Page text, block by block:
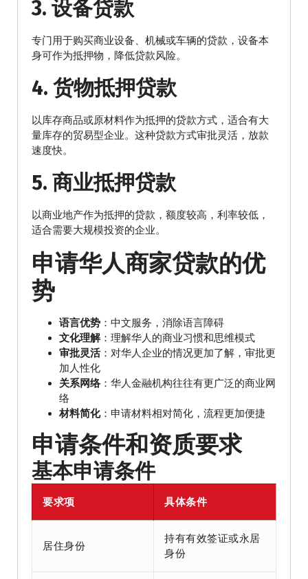
3. 设备贷款
专门用于购买商业设备、机械或车辆的贷款，设备本
身可作为抵押物，降低贷款风险。
4. 货物抵押贷款
以库存商品或原材料作为抵押的贷款方式，适合有大
量库存的贸易型企业。这种贷款方式审批灵活，放款
速度快。
5. 商业抵押贷款
以商业地产作为抵押的贷款，额度较高，利率较低，
适合需要大规模投资的企业。
申请华人商家贷款的优
势
语言优势 ：中文服务，消除语言障碍
文化理解：理解华人的商业习惯和思维模式
审批灵活：对华人企业的情况更加了解，审批更
加人性化
关系网络：华人金融机构往往有更广泛的商业网
络
材料简化：申请材料相对简化，流程更加便捷
申请条件和资质要求
基本申请条件
要求项 具体条件
居住身份
持有有效签证或永居
身份